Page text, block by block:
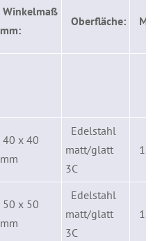
Winkelmaß
mm:
Oberfläche:
40 x 40
mm
Edelstahl
matt/glatt
3C
1,0
50 x 50
mm
Edelstahl
matt/glatt
3C
1,0